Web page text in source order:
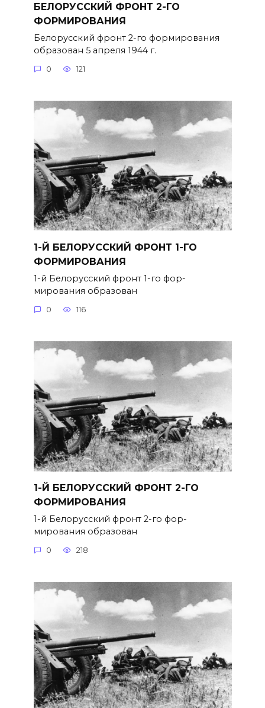
БЕЛОРУССКИЙ ФРОНТ 2-ГО
ФОРМИРОВАНИЯ
Белорусский фронт 2-го формиро­вания
образован 5 апреля 1944 г.
0 121
1-Й БЕЛОРУССКИЙ ФРОНТ 1-ГО
ФОРМИРОВАНИЯ
1-й Белорусский фронт 1-го фор­
мирования образован
0 116
1-Й БЕЛОРУССКИЙ ФРОНТ 2-ГО
ФОРМИРОВАНИЯ
1-й Белорусский фронт 2-го фор­
мирования образован
0 218